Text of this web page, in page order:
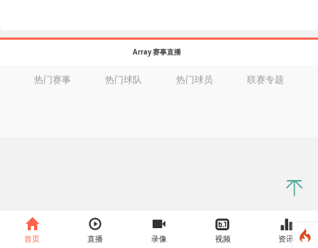
Array 赛事直播
首页 直播 录像 视频 资讯
热门赛事 热门球队 热门球员 联赛专题